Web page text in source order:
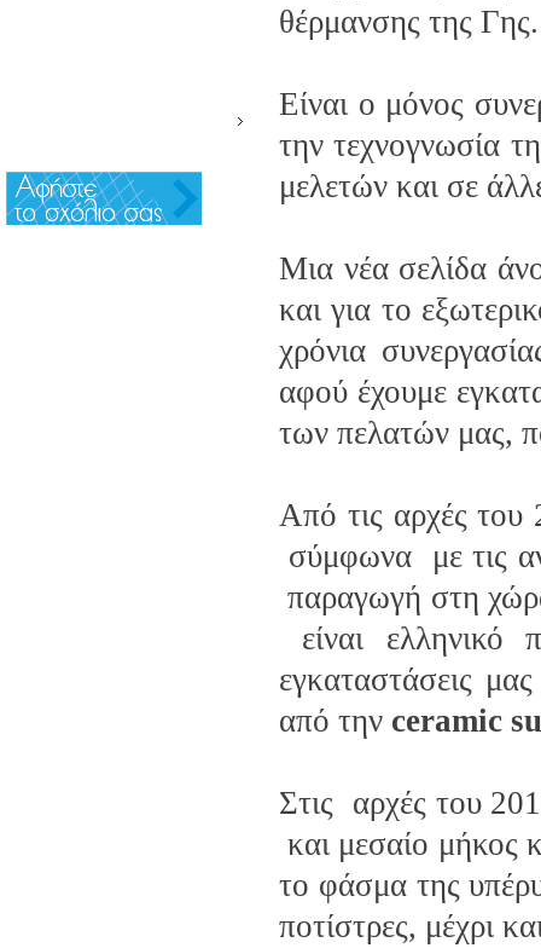
θέρμανσης της Γης.
Είναι ο μόνος
την τεχνογνωσία
μελετών και σε
Μια νέα σελίδα
και για το
χρόνια
αφού έχουμε
των πελατών μας,
Από τις αρχές του
σύμφωνα με τις
παραγωγή στη
είναι ελληνικό
εγκαταστάσεις
από την ceramic
Στις αρχές του
και μεσαίο μήκος
το φάσμα της
ποτίστρες, μέχρι